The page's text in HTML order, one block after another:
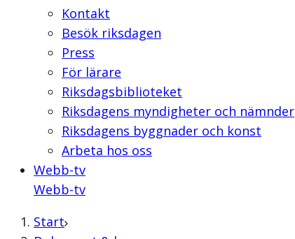
Kontakt
Besök riksdagen
Press
För lärare
Riksdagsbiblioteket
Riksdagens myndigheter och nämnder
Riksdagens byggnader och konst
Arbeta hos oss
Webb-tv
Webb-tv
Start